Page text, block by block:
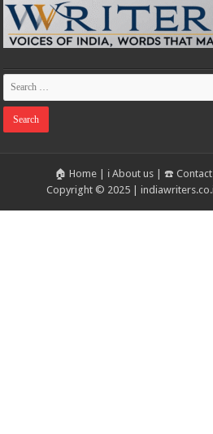
🏠 Home| ℹ️ About us| ☎️ Contact
Copyright © 2025 |